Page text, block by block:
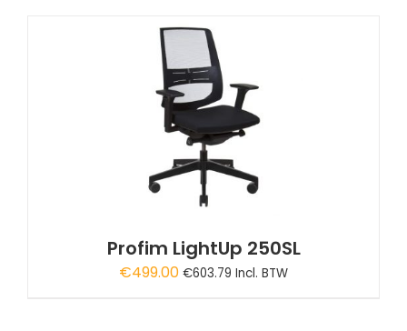
€849.00.€549.00.
Profim LightUp 250SL
€499.00 €603.79 Incl. BTW